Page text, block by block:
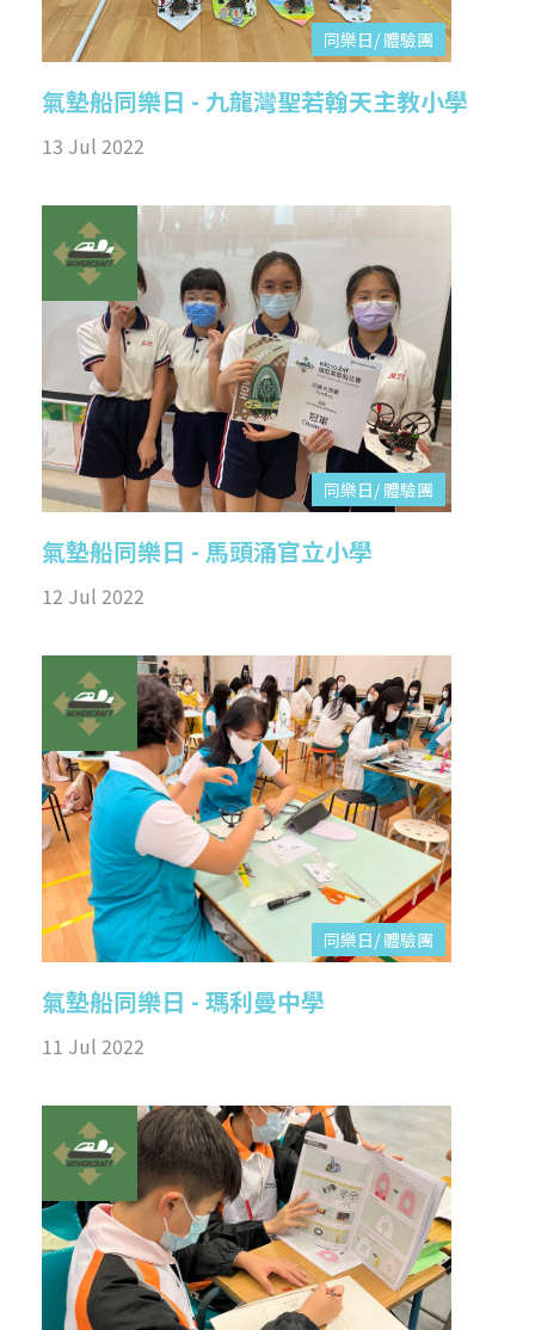
同樂日/ 體驗團
氣墊船同樂日 - 九龍灣聖若翰天主教小學
13 Jul 2022
同樂日/ 體驗團
氣墊船同樂日 - 馬頭涌官立小學
12 Jul 2022
同樂日/ 體驗團
氣墊船同樂日 - 瑪利曼中學
11 Jul 2022